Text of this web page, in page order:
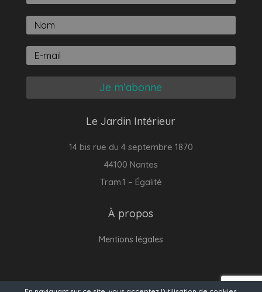
Je m'abonne
Le Jardin Intérieur
14 bis rue du 4 septembre 1870
44100 Nantes
Tram.1 – Égalité
À propos
Mentions légales